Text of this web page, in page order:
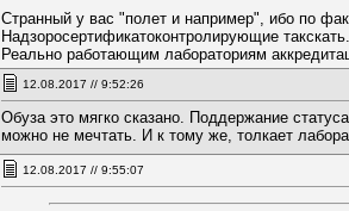
Странный у вас "полет и например", ибо по
Надзоросертификатоконтролирующие
Реально работающим лабораториям
12.08.2017 // 9:52:26
Обуза это мягко сказано. Поддержание
можно не мечтать. И к тому же, толкает
12.08.2017 // 9:55:07